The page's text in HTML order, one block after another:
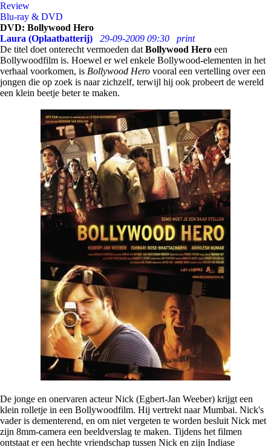
Review
Blu-ray & DVD
DVD: Bollywood Hero
Laura (Oplaatbatterij)
29-09-2009 09:30
print
De titel doet onterecht vermoeden dat Bollywood Hero een
Bollywoodfilm is. Hoewel er wel enkele Bollywood-elementen in het
verhaal voorkomen, is Bollywood Hero vooral een vertelling over een
jongen die op zoek is naar zichzelf, terwijl hij ook probeert de wereld
een klein beetje beter te maken.
De jonge en onervaren acteur Nick (Egbert-Jan Weeber) krijgt een
klein rolletje in een Bollywoodfilm. Hij vertrekt naar Mumbai. Nick's
vader is dementerend, en om niet vergeten te worden besluit Nick met
zijn 8mm-camera een beeldverslag te maken. Tijdens het filmen
ontstaat er een hechte vriendschap tussen Nick en zijn Indiase